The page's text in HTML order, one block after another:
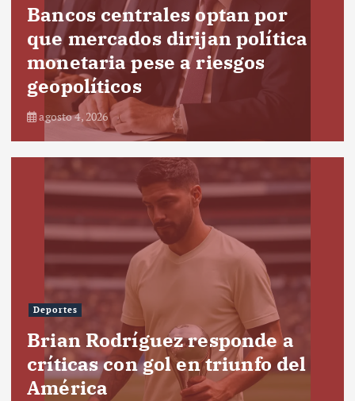
Bancos centrales optan por
que mercados dirijan política
monetaria pese a riesgos
geopolíticos
agosto 4, 2026
Deportes
Brian Rodríguez responde a
críticas con gol en triunfo del
América